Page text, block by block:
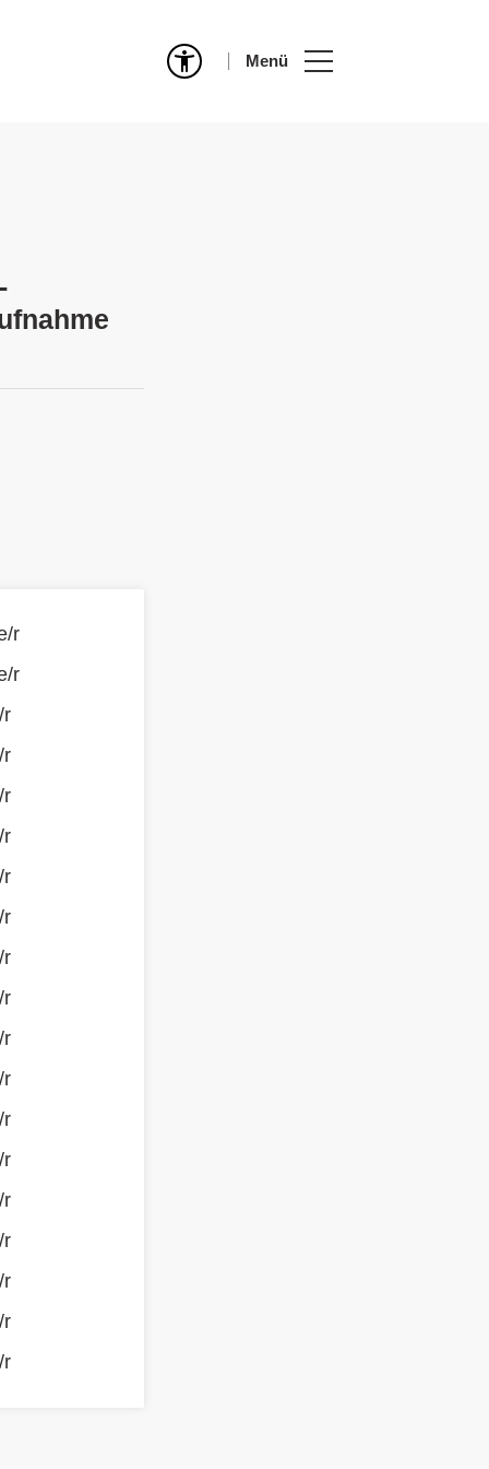
Menü
r
r
r
r
r
r
r
r
r
r
r
r
r
r
r
r
r
r
r